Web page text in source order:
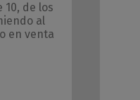
de los
al
en venta